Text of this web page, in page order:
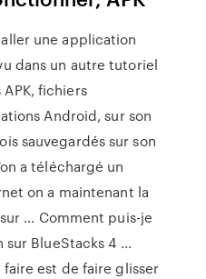
une application
dans un autre tutoriel
fichiers
Android, sur son
sauvegardés sur son
a téléchargé un
on a maintenant la
… Comment puis-je
BlueStacks 4 ...
est de faire glisser